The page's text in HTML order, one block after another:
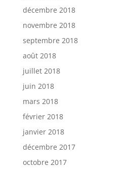
décembre 2018
novembre 2018
septembre 2018
août 2018
juillet 2018
juin 2018
mars 2018
février 2018
janvier 2018
décembre 2017
octobre 2017